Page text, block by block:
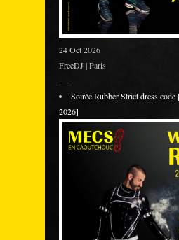
24 Oct 2026
FreeDJ | Paris
Soirée Rubber Strict dress
2026]